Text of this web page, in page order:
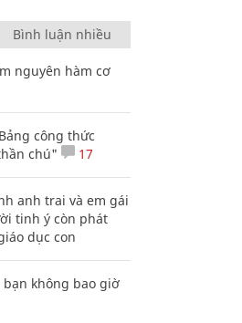
Bình luận nhiều
nguyên hàm cơ
công thức
chú"
17
anh trai và em gái
tinh ý còn phát
dục con
không bao giờ